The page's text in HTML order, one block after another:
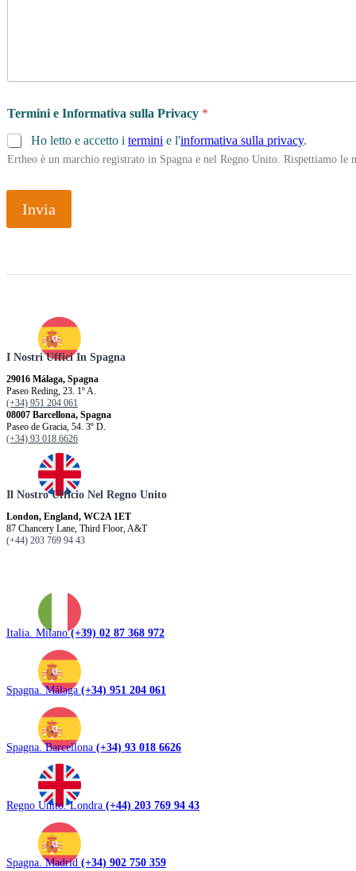
Termini e Informativa sulla Privacy *
Ho letto e accetto i termini e l'informativa sulla privacy.
Ertheo è un marchio registrato in Spagna e nel Regno Unito. Rispettiamo
Invia
I Nostri Uffici In Spagna
29016 Málaga, Spagna
Paseo Reding, 23. 1º A.
(+34) 951 204 061
08007 Barcellona, ​​Spagna
Paseo de Gracia, 54. 3º D.
(+34) 93 018 6626
Il Nostro Ufficio Nel Regno Unito
London, England, WC2A 1ET
87 Chancery Lane, Third Floor, A&T
(+44) 203 769 94 43
Italia. Milano(+39) 02 87 368 972
Spagna. Málaga (+34) 951 204 061
Spagna. Barcellona (+34) 93 018 6626
Regno Unito. Londra (+44) 203 769 94 43
Spagna. Madrid (+34) 902 750 359